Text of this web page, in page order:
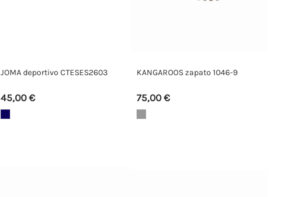
JOMA deportivo CTESES2603
45,00 €
KANGAROOS zapato 1046-9
75,00 €